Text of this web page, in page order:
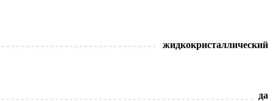
жидкокристаллический
да